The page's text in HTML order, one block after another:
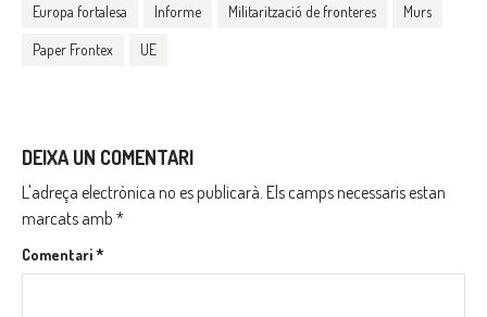
Europa fortalesa Informe Militarització de fronteres Murs
Paper Frontex UE
DEIXA UN COMENTARI
L'adreça electrònica no es publicarà. Els camps necessaris estan
marcats amb *
Comentari*